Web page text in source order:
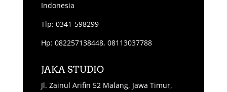
Indonesia
Tlp: 0341-598299
Hp: 082257138448, 08113037788
JAKA STUDIO
Jl. Zainul Arifin 52 Malang, Jawa Timur,